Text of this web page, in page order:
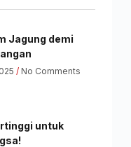
Jagung demi
No Comments
untuk